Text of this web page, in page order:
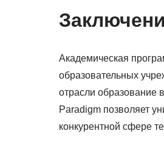
Академическая
образовательных
отрасли образование
Paradigm позволяет
конкурентной сфере